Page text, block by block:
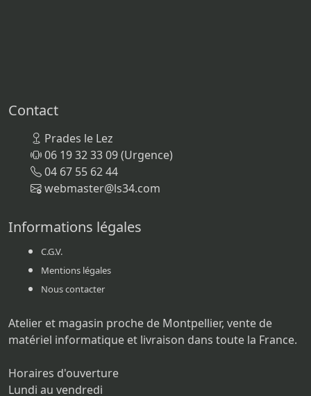
Contact
Prades le Lez
06 19 32 33 09 (Urgence)
04 67 55 62 44
webmaster@ls34.com
Informations légales
C.G.V.
Mentions légales
Nous contacter
Atelier et magasin proche de Montpellier, vente de
matériel informatique et livraison dans toute la France.
Horaires d'ouverture
Lundi au vendredi